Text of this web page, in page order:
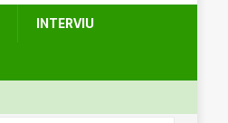
INTERVIU